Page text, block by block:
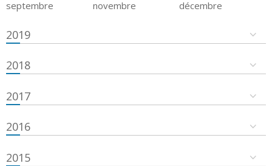
septembre
novembre décembre
2019
2018
2017
2016
2015